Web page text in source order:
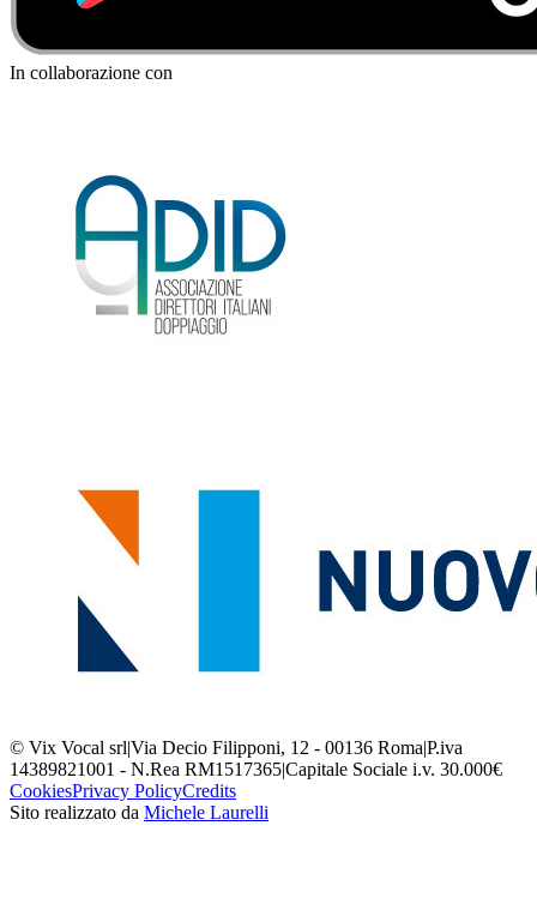
In collaborazione con
© Vix Vocal srl|Via Decio Filipponi, 12 - 00136 Roma|P.iva
14389821001 - N.Rea RM1517365|Capitale Sociale i.v. 30.000€
CookiesPrivacy PolicyCredits
Sito realizzato da Michele Laurelli